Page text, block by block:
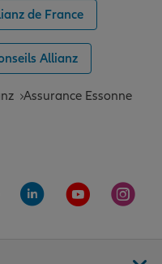
de France
Allianz
Assurance Essonne
Facebook de Allianz
sur la page Twitter de
Aller sur la page
Aller sur la
Aller